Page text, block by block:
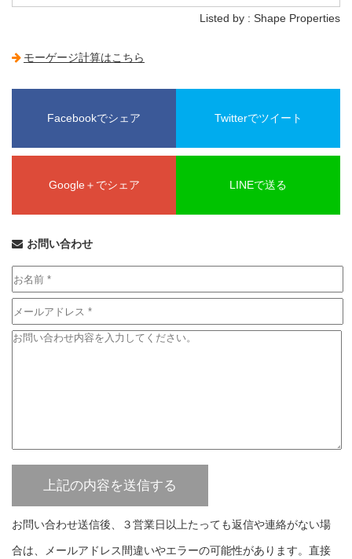
Listed by : Shape Properties
モーゲージ計算はこちら
Facebookでシェア Twitterでツイート
Google＋でシェア LINEで送る
お問い合わせ
お問い合わせ送信後、３営業日以上たっても返信や連絡がない場
合は、メールアドレス間違いやエラーの可能性があります。直接